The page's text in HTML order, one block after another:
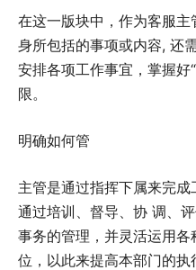
在这一版块中，作为客服
身所包括的事项或内容, 还
安排各项工作事宜，掌握好
限。
明确如何管
主管是通过指挥下属来完
通过培训、督导、协 调、
事务的管理，并灵活运用
位，以此来提高本部门的执